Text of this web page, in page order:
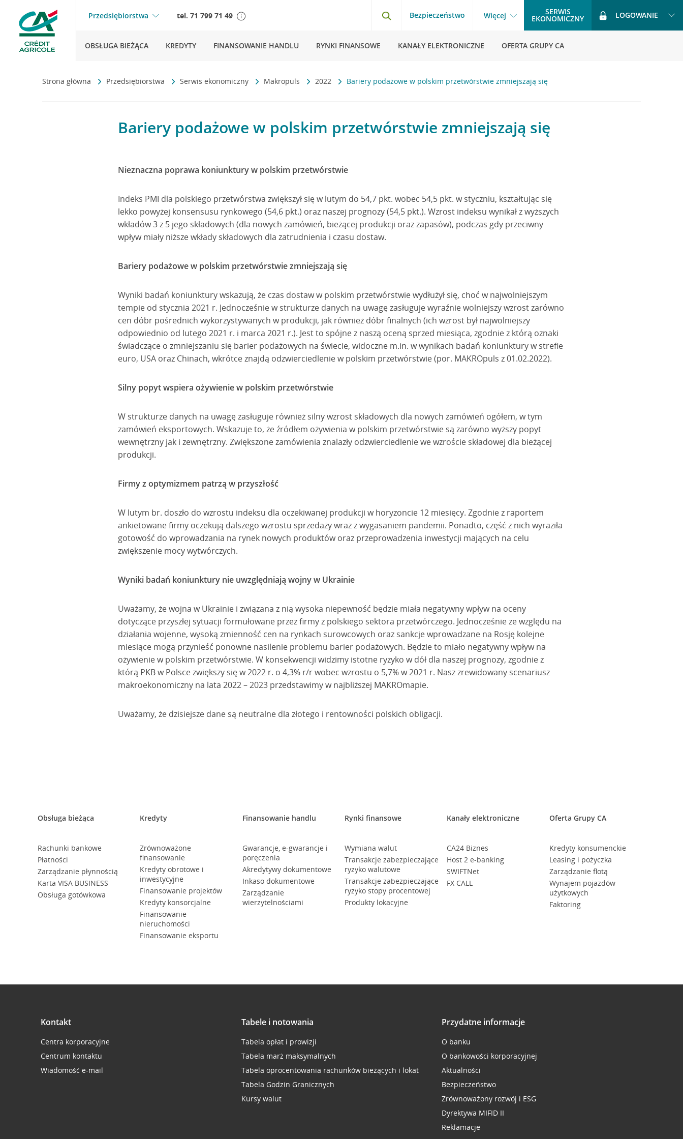
Przedsiębiorstwa tel. 71 799 71 49 Bezpieczeństwo Więcej SERWIS
EKONOMICZNY LOGOWANIE
OBSŁUGA BIEŻĄCA KREDYTY FINANSOWANIE HANDLU RYNKI FINANSOWE KANAŁY ELEKTRONICZNE OFERTA GRUPY CA
Strona główna Przedsiębiorstwa Serwis ekonomiczny Makropuls 2022 Bariery podażowe w polskim przetwórstwie zmniejszają się
Bariery podażowe w polskim przetwórstwie zmniejszają się
Nieznaczna poprawa koniunktury w polskim przetwórstwie
Indeks PMI dla polskiego przetwórstwa zwiększył się w lutym do 54,7 pkt. wobec 54,5 pkt. w styczniu, kształtując się
lekko powyżej konsensusu rynkowego (54,6 pkt.) oraz naszej prognozy (54,5 pkt.). Wzrost indeksu wynikał z wyższych
wkładów 3 z 5 jego składowych (dla nowych zamówień, bieżącej produkcji oraz zapasów), podczas gdy przeciwny
wpływ miały niższe wkłady składowych dla zatrudnienia i czasu dostaw.
Bariery podażowe w polskim przetwórstwie zmniejszają się
Wyniki badań koniunktury wskazują, że czas dostaw w polskim przetwórstwie wydłużył się, choć w najwolniejszym
tempie od stycznia 2021 r. Jednocześnie w strukturze danych na uwagę zasługuje wyraźnie wolniejszy wzrost zarówno
cen dóbr pośrednich wykorzystywanych w produkcji, jak również dóbr finalnych (ich wzrost był najwolniejszy
odpowiednio od lutego 2021 r. i marca 2021 r.). Jest to spójne z naszą oceną sprzed miesiąca, zgodnie z którą oznaki
świadczące o zmniejszaniu się barier podażowych na świecie, widoczne m.in. w wynikach badań koniunktury w strefie
euro, USA oraz Chinach, wkrótce znajdą odzwierciedlenie w polskim przetwórstwie (por. MAKROpuls z 01.02.2022).
Silny popyt wspiera ożywienie w polskim przetwórstwie
W strukturze danych na uwagę zasługuje również silny wzrost składowych dla nowych zamówień ogółem, w tym
zamówień eksportowych. Wskazuje to, że źródłem ożywienia w polskim przetwórstwie są zarówno wyższy popyt
wewnętrzny jak i zewnętrzny. Zwiększone zamówienia znalazły odzwierciedlenie we wzroście składowej dla bieżącej
produkcji.
Firmy z optymizmem patrzą w przyszłość
W lutym br. doszło do wzrostu indeksu dla oczekiwanej produkcji w horyzoncie 12 miesięcy. Zgodnie z raportem
ankietowane firmy oczekują dalszego wzrostu sprzedaży wraz z wygasaniem pandemii. Ponadto, część z nich wyraziła
gotowość do wprowadzania na rynek nowych produktów oraz przeprowadzenia inwestycji mających na celu
zwiększenie mocy wytwórczych.
Wyniki badań koniunktury nie uwzględniają wojny w Ukrainie
Uważamy, że wojna w Ukrainie i związana z nią wysoka niepewność będzie miała negatywny wpływ na oceny
dotyczące przyszłej sytuacji formułowane przez firmy z polskiego sektora przetwórczego. Jednocześnie ze względu na
działania wojenne, wysoką zmienność cen na rynkach surowcowych oraz sankcje wprowadzane na Rosję kolejne
miesiące mogą przynieść ponowne nasilenie problemu barier podażowych. Będzie to miało negatywny wpływ na
ożywienie w polskim przetwórstwie. W konsekwencji widzimy istotne ryzyko w dół dla naszej prognozy, zgodnie z
którą PKB w Polsce zwiększy się w 2022 r. o 4,3% r/r wobec wzrostu o 5,7% w 2021 r. Nasz zrewidowany scenariusz
makroekonomiczny na lata 2022 – 2023 przedstawimy w najbliższej MAKROmapie.
Uważamy, że dzisiejsze dane są neutralne dla złotego i rentowności polskich obligacji.
Obsługa bieżąca
Rachunki bankowe
Płatności
Zarządzanie płynnością
Karta VISA BUSINESS
Obsługa gotówkowa
Kredyty
Zrównoważone
finansowanie
Kredyty obrotowe i
inwestycyjne
Finansowanie projektów
Kredyty konsorcjalne
Finansowanie
nieruchomości
Finansowanie eksportu
Finansowanie handlu
Gwarancje, e-gwarancje i
poręczenia
Akredytywy dokumentowe
Inkaso dokumentowe
Zarządzanie
wierzytelnościami
Rynki finansowe
Wymiana walut
Transakcje zabezpieczające
ryzyko walutowe
Transakcje zabezpieczające
ryzyko stopy procentowej
Produkty lokacyjne
Kanały elektroniczne
CA24 Biznes
Host 2 e-banking
SWIFTNet
FX CALL
Oferta Grupy CA
Kredyty konsumenckie
Leasing i pożyczka
Zarządzanie flotą
Wynajem pojazdów
użytkowych
Faktoring
Kontakt
Centra korporacyjne
Centrum kontaktu
Wiadomość e-mail
Tabele i notowania
Tabela opłat i prowizji
Tabela marż maksymalnych
Tabela oprocentowania rachunków bieżących i lokat
Tabela Godzin Granicznych
Kursy walut
Przydatne informacje
O banku
O bankowości korporacyjnej
Aktualności
Bezpieczeństwo
Zrównoważony rozwój i ESG
Dyrektywa MIFID II
Reklamacje